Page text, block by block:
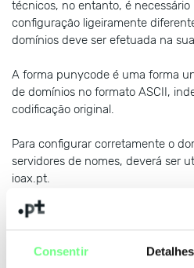
Consentir Detalhes
Domínio a verificar:
IP ou nome do servidor primário:
técnicos, no entanto, é
configuração ligeiramente
domínios deve ser efetuada na
A forma punycode é uma forma
de domínios no formato ASCII,
codificação original.
Para configurar corretamente o
servidores de nomes, deverá ser
ioax.pt.
Por enquanto, apenas foram
especiais constantes do
grave, (`) acento agudo, (^)